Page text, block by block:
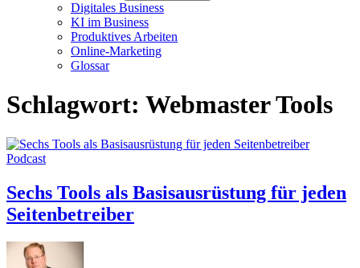
Digitales Business
KI im Business
Produktives Arbeiten
Online-Marketing
Glossar
Schlagwort: Webmaster Tools
Podcast
Sechs Tools als Basisausrüstung für jeden
Seitenbetreiber